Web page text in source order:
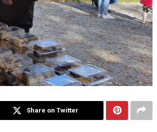
Share on Twitter